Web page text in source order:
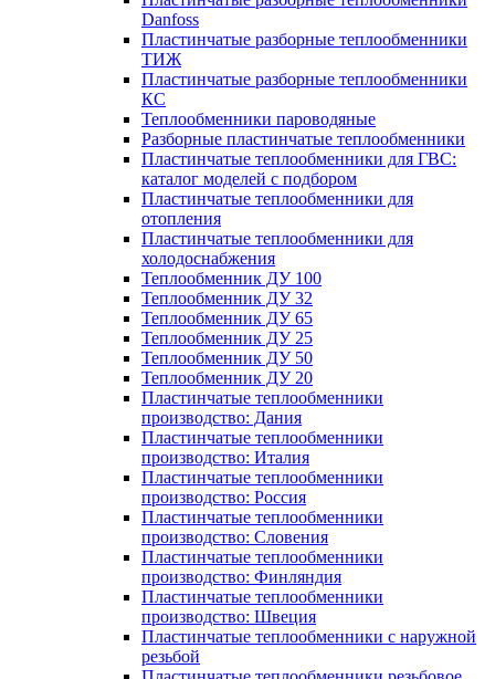
Danfoss
Пластинчатые разборные теплообменники
ТИЖ
Пластинчатые разборные теплообменники
КC
Теплообменники пароводяные
Разборные пластинчатые теплообменники
Пластинчатые теплообменники для ГВС:
каталог моделей с подбором
Пластинчатые теплообменники для
отопления
Пластинчатые теплообменники для
холодоснабжения
Теплообменник ДУ 100
Теплообменник ДУ 32
Теплообменник ДУ 65
Теплообменник ДУ 25
Теплообменник ДУ 50
Теплообменник ДУ 20
Пластинчатые теплообменники
производство: Дания
Пластинчатые теплообменники
производство: Италия
Пластинчатые теплообменники
производство: Россия
Пластинчатые теплообменники
производство: Словения
Пластинчатые теплообменники
производство: Финляндия
Пластинчатые теплообменники
производство: Швеция
Пластинчатые теплообменники с наружной
резьбой